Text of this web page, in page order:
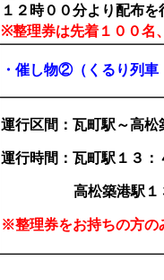
１２時００分より配布を
※整理券は先着１００名
・催し物②（くるり列
運行区間：瓦町駅～高松
運行時間：瓦町駅１３
高松築港駅
※整理券をお持ちの方の